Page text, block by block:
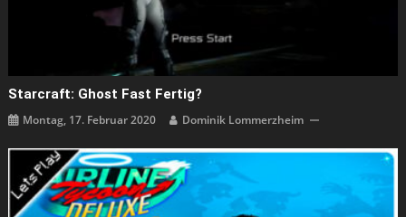
Starcraft: Ghost Fast Fertig?
Montag, 17. Februar 2020 Dominik Lommerzheim